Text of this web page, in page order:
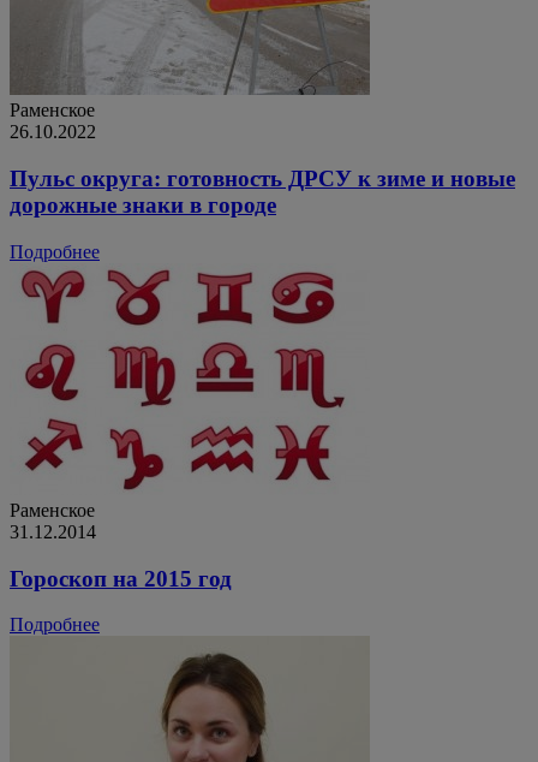
Раменское
26.10.2022
Пульс округа: готовность ДРСУ к зиме и новые
дорожные знаки в городе
Подробнее
Раменское
31.12.2014
Гороскоп на 2015 год
Подробнее